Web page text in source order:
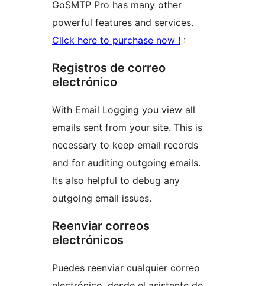
GoSMTP Pro has many other
powerful features and services.
Click here to purchase now ! :
Registros de correo
electrónico
With Email Logging you view all
emails sent from your site. This is
necessary to keep email records
and for auditing outgoing emails.
Its also helpful to debug any
outgoing email issues.
Reenviar correos
electrónicos
Puedes reenviar cualquier correo